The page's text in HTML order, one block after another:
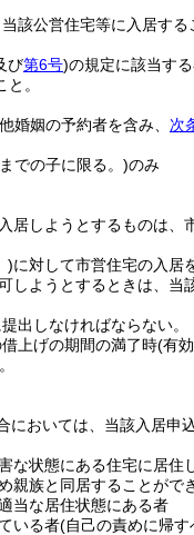
該公営住宅等に入居する
び第6号)の規定に該当する
。
婚姻の予約者を含み、 次
での子に限る。)のみ
居しようとするものは
)に対して市営住宅の入居
しようとするときは、当
出しなければならない。
上げの期間の満了時(有
においては、当該入居申
な状態にある住宅に居住
親族と同居することがで
当な居住状態にある者
いる者(自己の責めに帰